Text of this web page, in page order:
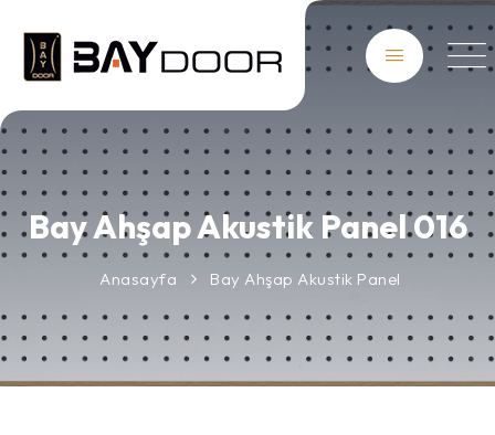
Bay Ahşap Akustik Panel 016
Anasayfa Bay Ahşap Akustik Panel